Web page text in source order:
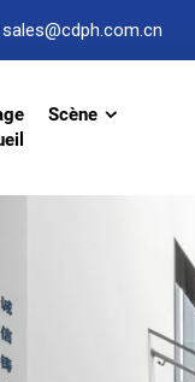
sales@cdph.com.cn
Scène